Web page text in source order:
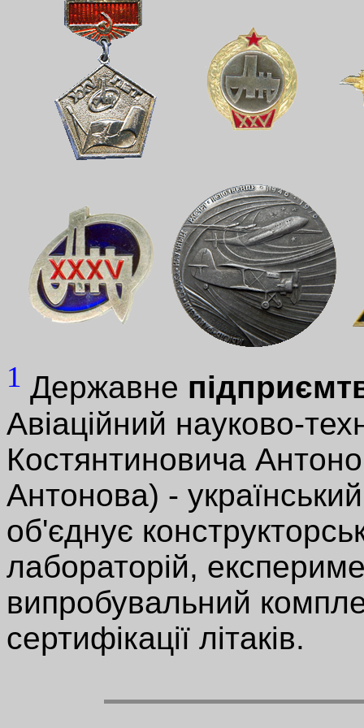
1 Державне
Авіаційний науково-
Костянтиновича
Антонова) -
об'єднує
лабораторій,
випробувальний
сертифікації літаків.